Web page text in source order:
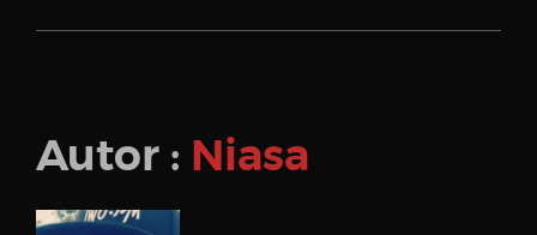
Autor : Niasa